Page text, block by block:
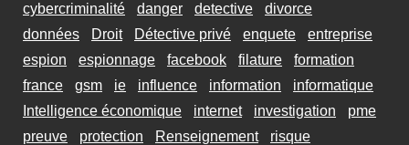
cybercriminalité
danger detective
divorce
données
Droit Détective privé enquete
entreprise
espion
espionnage facebook filature
formation
france
gsm ie influence information
informatique
Intelligence économique
internet investigation
pme
preuve
protection Renseignement
risque